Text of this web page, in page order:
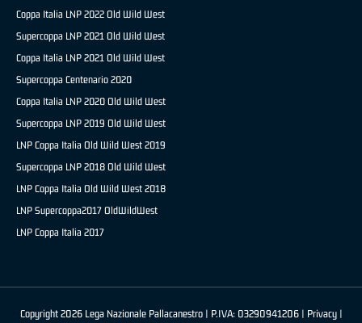
Coppa Italia LNP 2022 Old Wild West
Supercoppa LNP 2021 Old Wild West
Coppa Italia LNP 2021 Old Wild West
Supercoppa Centenario 2020
Coppa Italia LNP 2020 Old Wild West
Supercoppa LNP 2019 Old Wild West
LNP Coppa Italia Old Wild West 2019
Supercoppa LNP 2018 Old Wild West
LNP Coppa Italia Old Wild West 2018
LNP Supercoppa2017 OldWildWest
LNP Coppa Italia 2017
Copyright 2026 Lega Nazionale Pallacanestro | P.IVA: 03290941206 | Privacy|